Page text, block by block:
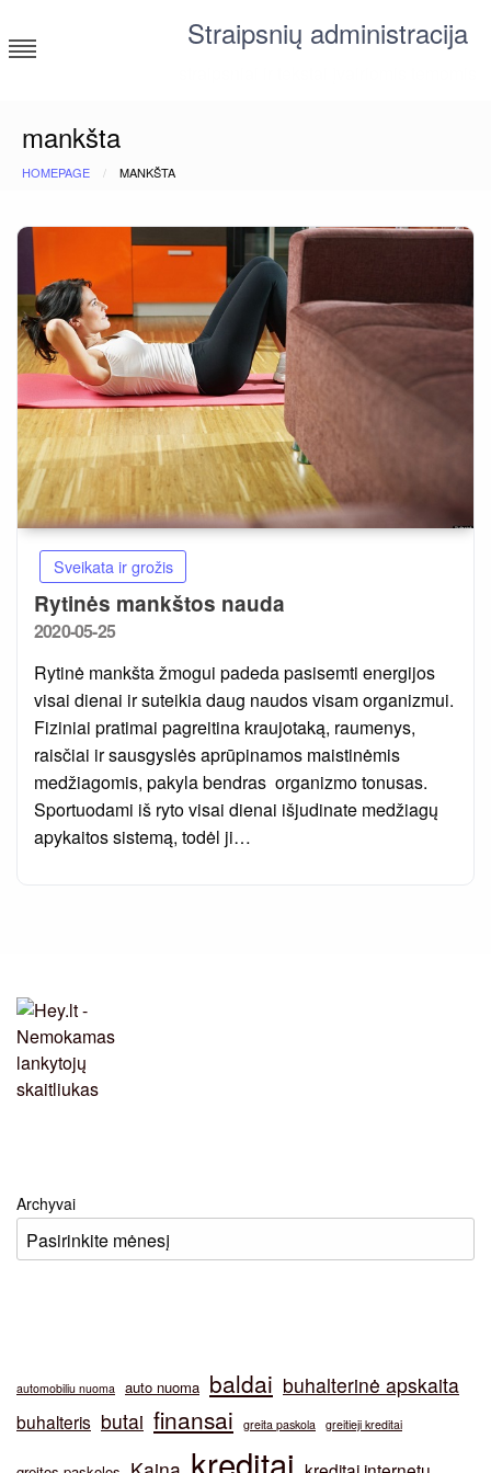
to
content
Straipsnių administracija
mankšta
HOMEPAGE MANKŠTA
Sveikata ir grožis
Rytinės mankštos nauda
Posted
2020-05-25
Rytinė mankšta žmogui padeda pasisemti energijos
visai dienai ir suteikia daug naudos visam organizmui.
Fiziniai pratimai pagreitina kraujotaką, raumenys,
raisčiai ir sausgyslės aprūpinamos maistinėmis
medžiagomis, pakyla bendras organizmo tonusas.
Sportuodami iš ryto visai dienai išjudinate medžiagų
apykaitos sistemą, todėl ji…
Archyvai
automobiliu nuoma auto nuoma baldai buhalterinė apskaita
buhalteris butai finansai greita paskola greitieji kreditai
kreditai